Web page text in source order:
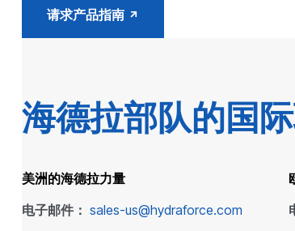
请求产品指南
海德拉部队的国
美洲的海德拉力量
电子邮件： sales-us@hydraforce.com